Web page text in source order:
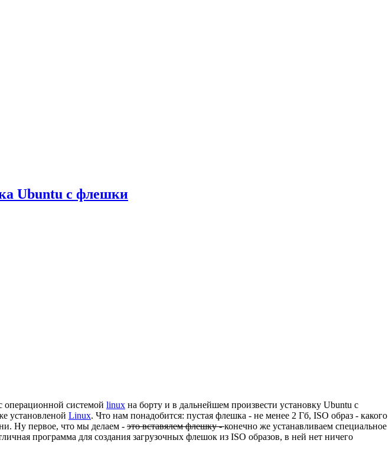
Ubuntu с флешки
операционной системой linux на борту и в дальнейшем произвести установку Ubuntu с
установленой Linux. Что нам понадобится: пустая флешка - не менее 2 Гб, ISO образ - какого
Ну первое, что мы делаем - это вставялем флешку -конечно же устанавливаем специальное
программа для создания загрузочных флешок из ISO образов, в ней нет ничего